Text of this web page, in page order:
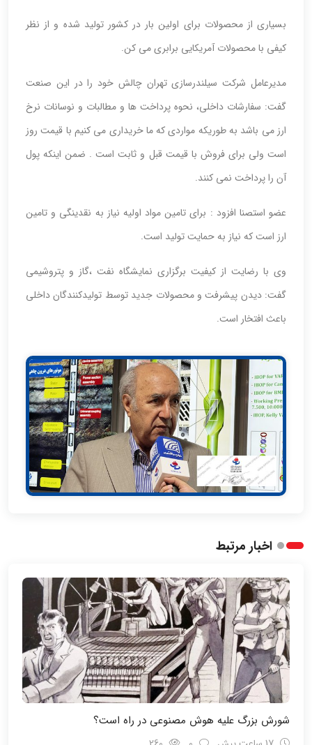
بسیاری از محصولات برای اولین بار در کشور تولید شده و از نظر
کیفی با محصولات آمریکایی برابری می کن.
مدیرعامل شرکت سیلندرسازی تهران چالش خود را در این صنعت
گفت: سفارشات داخلی، نحوه پرداخت ها و مطالبات و نوسانات نرخ
ارز می باشد به طوریکه مواردی که ما خریداری می کنیم با قیمت روز
است ولی برای فروش با قیمت قبل و ثابت است . ضمن اینکه پول
آن را پرداخت نمی کنند.
عضو استصنا افزود : برای تامین مواد اولیه نیاز به نقدینگی و تامین
ارز است که نیاز به حمایت تولید است.
وی با رضایت از کیفیت برگزاری نمایشگاه نفت ،گاز و پتروشیمی
گفت: دیدن پیشرفت و محصولات جدید توسط تولیدکنندگان داخلی
باعث افتخار است.
اخبار مرتبط
شورش بزرگ علیه هوش مصنوعی در راه است؟